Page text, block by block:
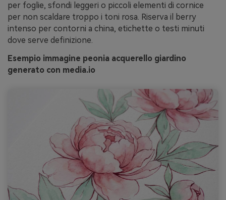
per foglie, sfondi leggeri o piccoli elementi di cornice
per non scaldare troppo i toni rosa. Riserva il berry
intenso per contorni a china, etichette o testi minuti
dove serve definizione.
Esempio immagine peonia acquerello giardino
generato con media.io